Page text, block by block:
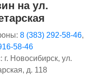
на ул.
8 (383) 292-58-46,
58-46
г. Новосибирск, ул.
д. 118